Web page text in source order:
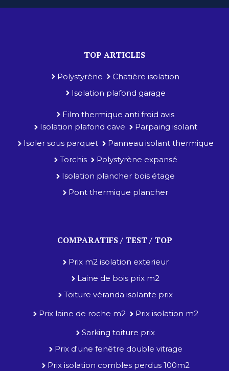
TOP ARTICLES
Polystyrène
Chatière isolation
Isolation plafond garage
Film thermique anti froid avis
Isolation plafond cave
Parpaing isolant
Isoler sous parquet
Panneau isolant thermique
Torchis
Polystyrène expansé
Isolation plancher bois étage
Pont thermique plancher
COMPARATIFS / TEST / TOP
Prix m2 isolation exterieur
Laine de bois prix m2
Toiture véranda isolante prix
Prix laine de roche m2
Prix isolation m2
Sarking toiture prix
Prix d'une fenêtre double vitrage
Prix isolation combles perdus 100m2